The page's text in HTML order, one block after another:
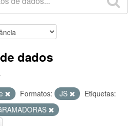
dados
Formatos: JS
Etiquetas: